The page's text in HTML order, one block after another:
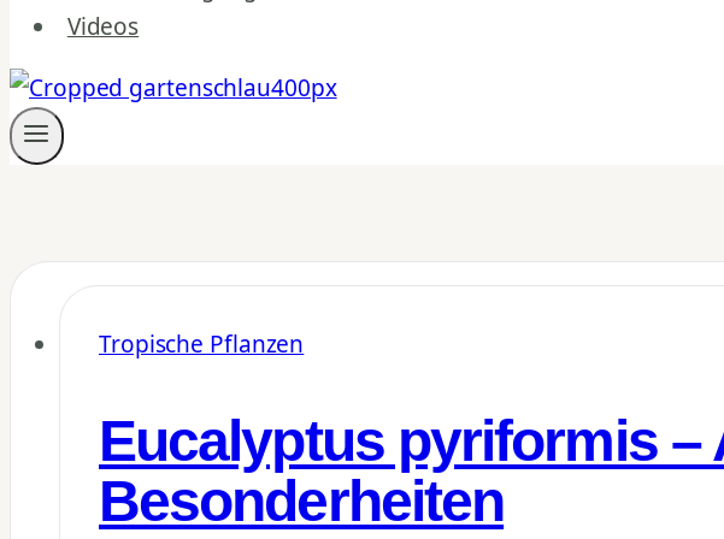
Videos
Tropische Pflanzen
Eucalyptus pyriformis –
Besonderheiten